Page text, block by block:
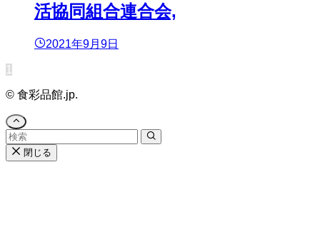
活協同組合連合会,
2021年9月9日
1
© 食彩品館.jp.
閉じる